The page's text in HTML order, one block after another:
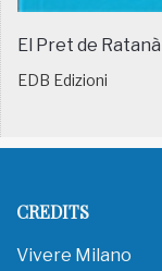
El Pret de Ratanà
EDB Edizioni
CREDITS
Vivere Milano